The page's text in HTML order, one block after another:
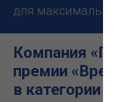
Компания
премии
в категории
для